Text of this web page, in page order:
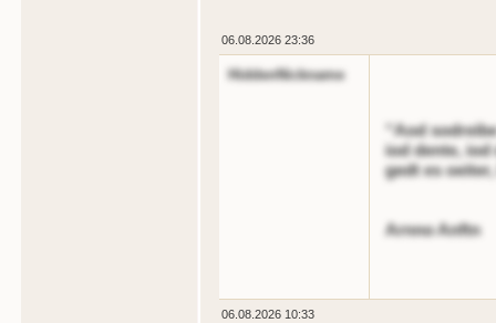
06.08.2026 23:36
HiddenNickname
“Aod
iod dente, iod
gedt es
Arnno Anftn
06.08.2026 10:33